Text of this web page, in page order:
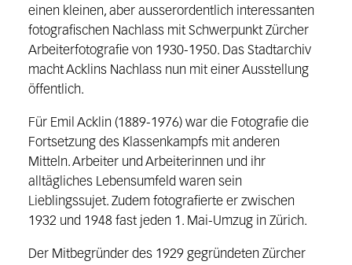
einen kleinen, aber ausserordentlich interessanten
fotografischen Nachlass mit Schwerpunkt Zürcher
Arbeiterfotografie von 1930-1950. Das Stadtarchiv
macht Acklins Nachlass nun mit einer Ausstellung
öffentlich.
Für Emil Acklin (1889-1976) war die Fotografie die
Fortsetzung des Klassenkampfs mit anderen
Mitteln. Arbeiter und Arbeiterinnen und ihr
alltägliches Lebensumfeld waren sein
Lieblingssujet. Zudem fotografierte er zwischen
1932 und 1948 fast jeden 1. Mai-Umzug in Zürich.
Der Mitbegründer des 1929 gegründeten Zürcher